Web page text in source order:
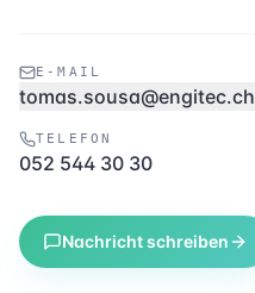
E-MAIL
tomas.sousa@engitec.ch
TELEFON
052 544 30 30
Nachricht schreiben